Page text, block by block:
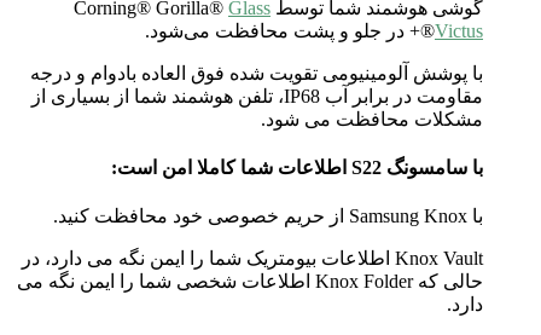
گوشی هوشمند شما توسط Corning® Gorilla® Glass
Victus®+ در جلو و پشت محافظت می‌شود.
با پوشش آلومینیومی تقویت شده فوق العاده بادوام و درجه
مقاومت در برابر آب IP68، تلفن هوشمند شما از بسیاری از
مشکلات محافظت می شود.
با سامسونگ S22 اطلاعات شما کاملا امن است:
با Samsung Knox از حریم خصوصی خود محافظت کنید.
Knox Vault اطلاعات بیومتریک شما را ایمن نگه می دارد، در
حالی که Knox Folder اطلاعات شخصی شما را ایمن نگه می
دارد.